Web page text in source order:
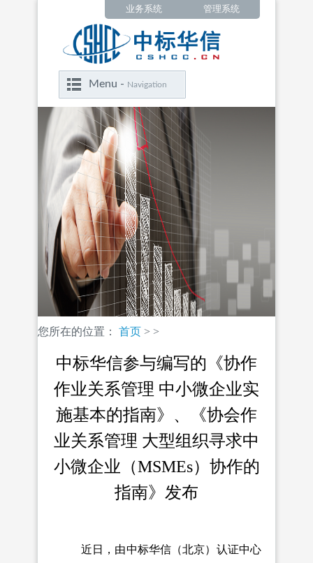
管理系统
业务系统
Menu - Navigation
您所在的位置： 首页 > >
中标华信参与编写的《协作
作业关系管理 中小微企业实
施基本的指南》、《协会作
业关系管理 大型组织寻求中
小微企业（MSMEs）协作的
指南》发布
近日，由中标华信（北京）认证中心